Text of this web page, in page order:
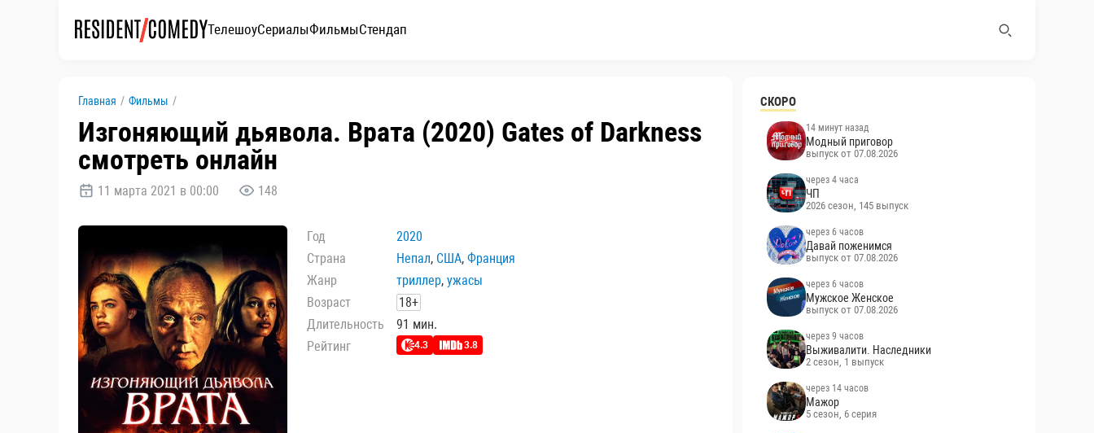
ТелешоуСериалыФильмыСтендап
Главная / Фильмы /
Изгоняющий дьявола. Врата (2020) Gates of Darkness
смотреть онлайн
11 марта 2021 в 00:00 148
Год
2020
Страна
Непал, США, Франция
Жанр
триллер, ужасы
Возраст
18+
Длительность
91 мин.
Рейтинг
4.3 3.8
СКОРО
14 минут назад
Модный приговор
выпуск от 07.08.2026
через 4 часа
ЧП
2026 сезон, 145 выпуск
через 6 часов
Давай поженимся
выпуск от 07.08.2026
через 6 часов
Мужское Женское
выпуск от 07.08.2026
через 9 часов
Выживалити. Наследники
2 сезон, 1 выпуск
через 14 часов
Мажор
5 сезон, 6 серия